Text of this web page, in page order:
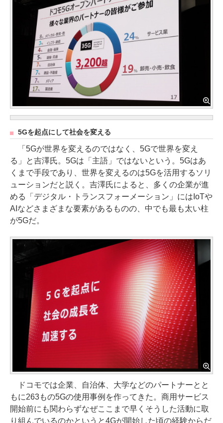
5Gを起点にして社会を変える
「5Gが世界を変えるのではなく、5Gで世界を変え
る」と吉澤氏。5Gは「主語」ではないという。5Gはあ
くまで手段であり、世界を変えるのは5Gを活用するソリ
ューションだと説く。吉澤氏によると、多くの企業が進
める「デジタル・トランスフォーメーション」にはIoTや
AIなどさまざまな要素があるものの、中でも最も太い柱
が5Gだ。
ドコモでは企業、自治体、大学などのパートナーとと
もに263もの5Gの使用事例を作ってきた。商用サービス
開始前にも関わらずなぜここまで早くそうした活動に取
り組んでいるのかというと4Gが開始した頃の経験からだ